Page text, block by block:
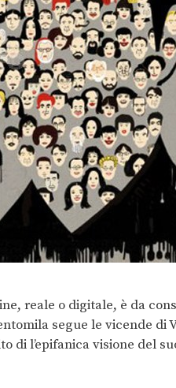
reale o digitale, è da
segue le vicende di
di l’epifanica visione del